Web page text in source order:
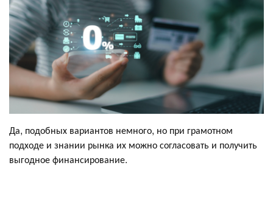
Да, подобных вариантов немного, но при грамотном
подходе и знании рынка их можно согласовать и получить
выгодное финансирование.